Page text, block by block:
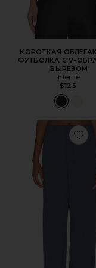
КОРОТКАЯ
ФУТБОЛКА С V-
ВЫРЕЗОМ
Eterne
$125